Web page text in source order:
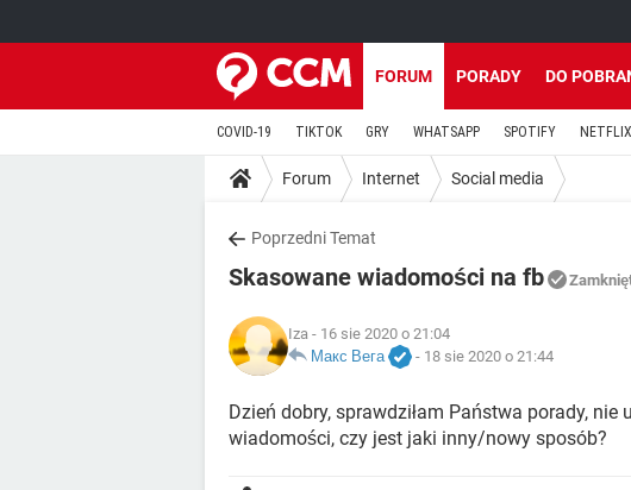
FORUM PORADY DO
COVID-19 TIKTOK GRY WHATSAPP SPOTIFY NETFLIX
Forum Internet Social media
Poprzedni Temat
Skasowane wiadomości na fb
Iza - 16 sie 2020 o 21:04
Макс Вега
- 18 sie 2020 o 21:44
Dzień dobry, sprawdziłam Państwa porady,
wiadomości, czy jest jaki inny/nowy sposób?